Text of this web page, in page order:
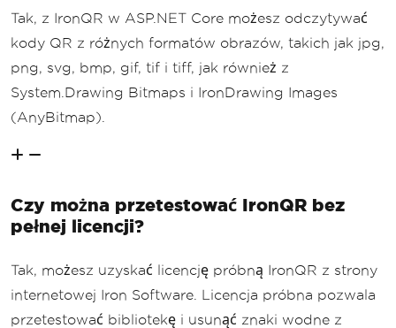
Tak, z IronQR w ASP.NET Core możesz odczytywać
kody QR z różnych formatów obrazów, takich jak jpg,
png, svg, bmp, gif, tif i tiff, jak również z
System.Drawing Bitmaps i IronDrawing Images
(AnyBitmap).
Czy można przetestować IronQR bez
pełnej licencji?
Tak, możesz uzyskać licencję próbną IronQR z strony
internetowej Iron Software. Licencja próbna pozwala
przetestować bibliotekę i usunąć znaki wodne z